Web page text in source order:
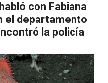
con Fabiana
el departamento
la policía